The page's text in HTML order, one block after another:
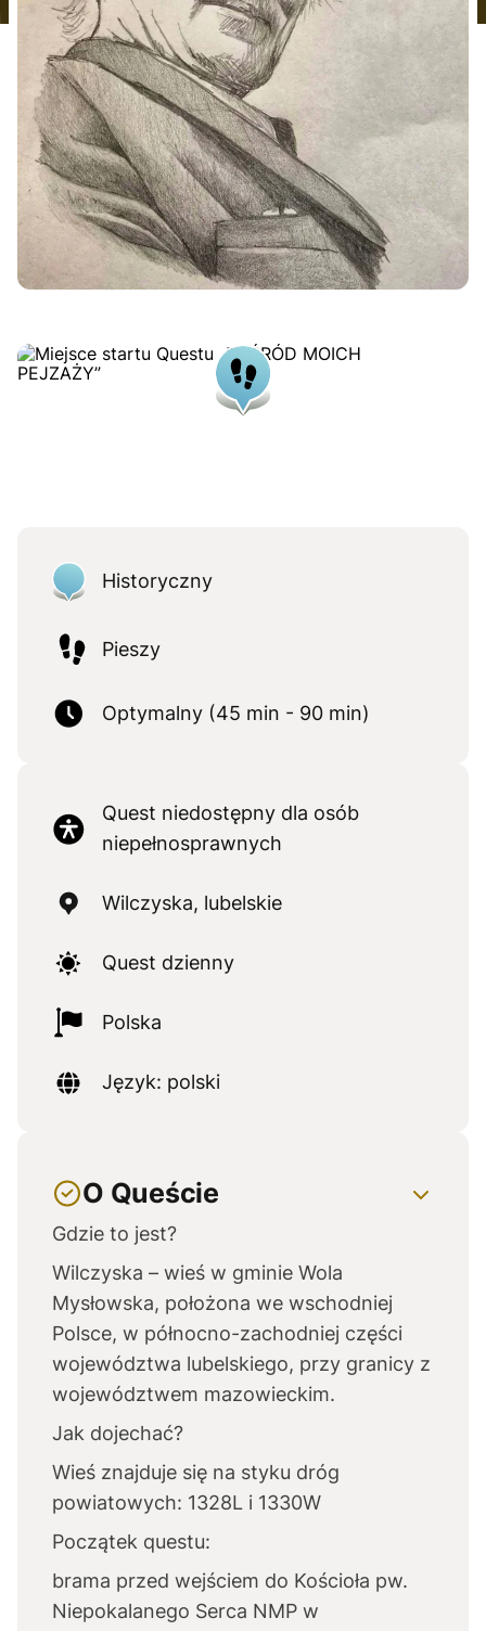
Historyczny
Pieszy
Optymalny (45 min - 90 min)
Quest niedostępny dla osób
niepełnosprawnych
Wilczyska, lubelskie
Quest dzienny
Polska
Język: polski
O Queście
Gdzie to jest?
Wilczyska – wieś w gminie Wola
Mysłowska, położona we wschodniej
Polsce, w północno-zachodniej części
województwa lubelskiego, przy granicy z
województwem mazowieckim.
Jak dojechać?
Wieś znajduje się na styku dróg
powiatowych: 1328L i 1330W
Początek questu:
brama przed wejściem do Kościoła pw.
Niepokalanego Serca NMP w